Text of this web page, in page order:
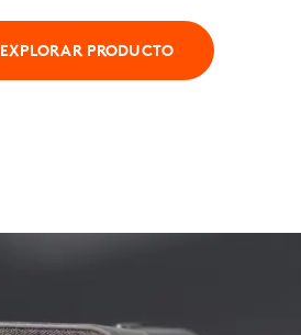
EXPLORAR PRODUCTO